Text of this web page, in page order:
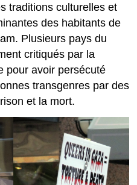
traditions culturelles et
des habitants de
Plusieurs pays du
critiqués par la
pour avoir persécuté
transgenres par des
et la mort.